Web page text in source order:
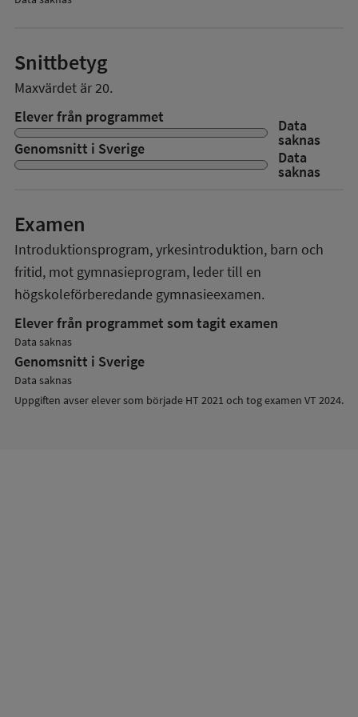
Snittbetyg
Maxvärdet är 20.
Elever från programmet
Data
saknas
Genomsnitt i Sverige Data
saknas
Examen
Introduktionsprogram, yrkesintroduktion, barn och
fritid, mot gymnasieprogram, leder till en
högskoleförberedande gymnasieexamen.
Elever från programmet som tagit examen
Data saknas
Genomsnitt i Sverige
Data saknas
Uppgiften avser elever som började HT 2021 och tog examen VT 2024.